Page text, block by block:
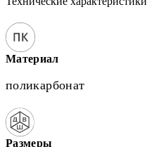
Материал
поликарбонат
Размеры